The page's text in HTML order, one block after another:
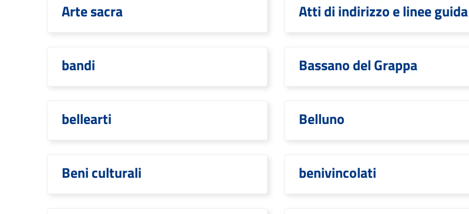
Arte sacra Atti di indirizzo e linee guida
bandi Bassano del Grappa
bellearti Belluno
Beni culturali benivincolati